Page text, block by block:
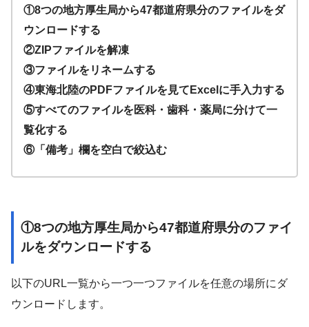
①8つの地方厚生局から47都道府県分のファイルをダ
ウンロードする
②ZIPファイルを解凍
③ファイルをリネームする
④東海北陸のPDFファイルを見てExcelに手入力する
⑤すべてのファイルを医科・歯科・薬局に分けて一
覧化する
⑥「備考」欄を空白で絞込む
①8つの地方厚生局から47都道府県分のファイ
ルをダウンロードする
以下のURL一覧から一つ一つファイルを任意の場所にダ
ウンロードします。